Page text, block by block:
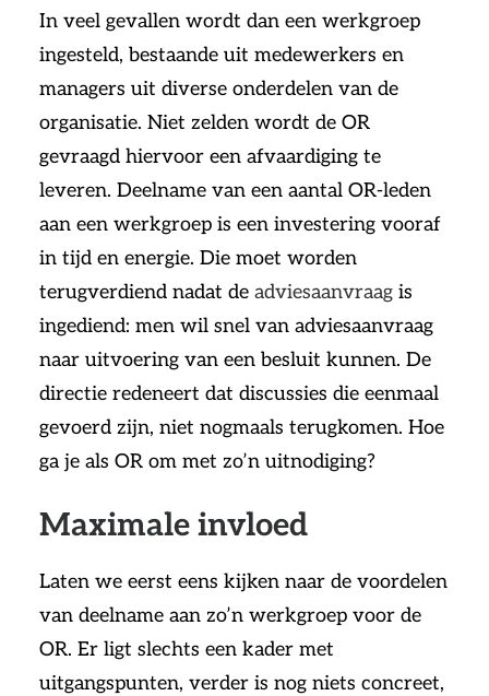
In veel gevallen wordt dan een werkgroep
ingesteld, bestaande uit medewerkers en
managers uit diverse onderdelen van de
organisatie. Niet zelden wordt de OR
gevraagd hiervoor een afvaardiging te
leveren. Deelname van een aantal OR-leden
aan een werkgroep is een investering vooraf
in tijd en energie. Die moet worden
terugverdiend nadat de adviesaanvraag is
ingediend: men wil snel van adviesaanvraag
naar uitvoering van een besluit kunnen. De
directie redeneert dat discussies die eenmaal
gevoerd zijn, niet nogmaals terugkomen. Hoe
ga je als OR om met zo’n uitnodiging?
Maximale invloed
Laten we eerst eens kijken naar de voordelen
van deelname aan zo’n werkgroep voor de
OR. Er ligt slechts een kader met
uitgangspunten, verder is nog niets concreet,